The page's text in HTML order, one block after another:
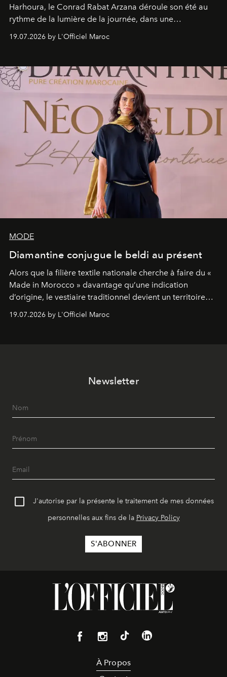
Harhoura, le Conrad Rabat Arzana déroule son été au
rythme de la lumière de la journée, dans une
rendez-vous avec l’océan.
19.07.2026 by L'Officiel Maroc
MODE
Diamantine conjugue le beldi au présent
Alors que la filière textile nationale cherche à faire du «
Made in Morocco » davantage qu’une indication
d’origine, le vestiaire traditionnel devient un territoire
révise les proportions et les usages pour l’inscrire dans
19.07.2026 by L'Officiel Maroc
Newsletter
J'autorise par la présente le traitement de mes données
personnelles aux fins de la Privacy Policy
À Propos